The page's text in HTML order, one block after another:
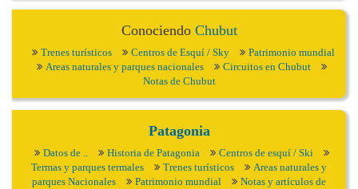
Conociendo Chubut
Trenes turísticos Centros de Esquí / Sky
Patrimonio mundial
Areas naturales y parques nacionales
Circuitos en Chubut
Notas de Chubut
Patagonia
Datos de .. Historia de Patagonia
Centros de esquí / Ski
Termas y parques termales
Trenes turísticos
Areas naturales y
parques Nacionales
Patrimonio mundial
Notas y artículos de